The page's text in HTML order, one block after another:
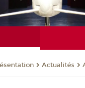
Actualités